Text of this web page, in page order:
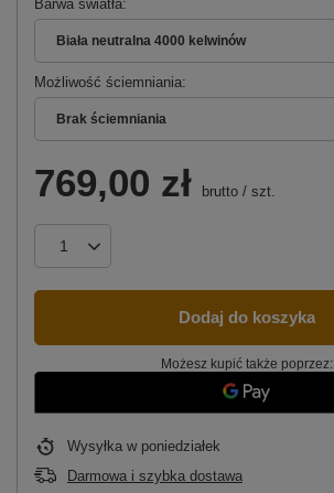
Barwa światła
Biała neutralna 4000 kelwinów
Możliwość ściemniania
Brak ściemniania
769,00 zł brutto / szt.
Dodaj do koszyka
Możesz kupić także poprzez:
Wysyłka w poniedziałek
Darmowa i szybka dostawa